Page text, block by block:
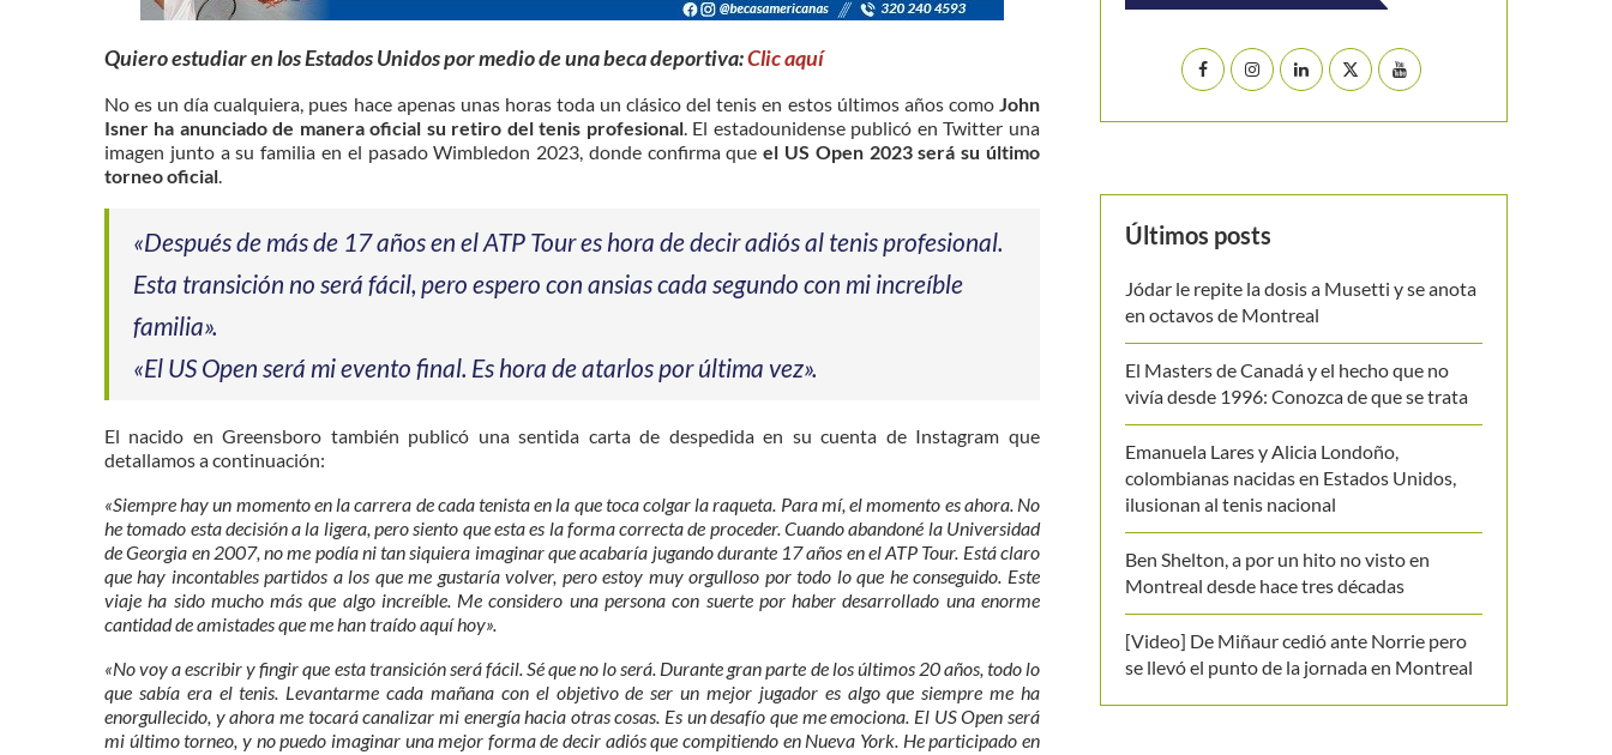
Quiero estudiar en los Estados Unidos por medio de una beca deportiva:Clic aquí
No es un día cualquiera, pues hace apenas unas horas toda un clásico del tenis en estos últimos años comoJohn
Isner ha anunciado de manera oficial su retiro del tenis profesional . El estadounidense publicó en Twitter una
imagen junto a su familia en el pasado Wimbledon 2023, donde confirma queel US Open 2023 será su último
torneo oficial
«Después de más de 17 años en el ATP Tour es hora de decir adiós al tenis profesional.
Esta transición no será fácil, pero espero con ansias cada segundo con mi increíble
familia».
«El ⁦US Open⁩ será mi evento final. Es hora de atarlos por última vez».
El nacido en Greensboro también publicó una sentida carta de despedida en su cuenta de Instagram que
detallamos a continuación:
«Siempre hay un momento en la carrera de cada tenista en la que toca colgar la raqueta. Para mí, el momento es ahora. No
he tomado esta decisión a la ligera, pero siento que esta es la forma correcta de proceder. Cuando abandoné la Universidad
de Georgia en 2007, no me podía ni tan siquiera imaginar que acabaría jugando durante 17 años en el ATP Tour. Está claro
que hay incontables partidos a los que me gustaría volver, pero estoy muy orgulloso por todo lo que he conseguido. Este
viaje ha sido mucho más que algo increíble. Me considero una persona con suerte por haber desarrollado una enorme
cantidad de amistades que me han traído aquí hoy».
«No voy a escribir y fingir que esta transición será fácil. Sé que no lo será. Durante gran parte de los últimos 20 años, todo lo
que sabía era el tenis. Levantarme cada mañana con el objetivo de ser un mejor jugador es algo que siempre me ha
enorgullecido, y ahora me tocará canalizar mi energía hacia otras cosas. Es un desafío que me emociona. El US Open será
mi último torneo, y no puedo imaginar una mejor forma de decir adiós que compitiendo en Nueva York. He participado en
Últimos posts
Jódar le repite la dosis a Musetti y se anota
en octavos de Montreal
El Masters de Canadá y el hecho que no
vivía desde 1996: Conozca de que se trata
Emanuela Lares y Alicia Londoño,
colombianas nacidas en Estados Unidos,
ilusionan al tenis nacional
Ben Shelton, a por un hito no visto en
Montreal desde hace tres décadas
[Video] De Miñaur cedió ante Norrie pero
se llevó el punto de la jornada en Montreal